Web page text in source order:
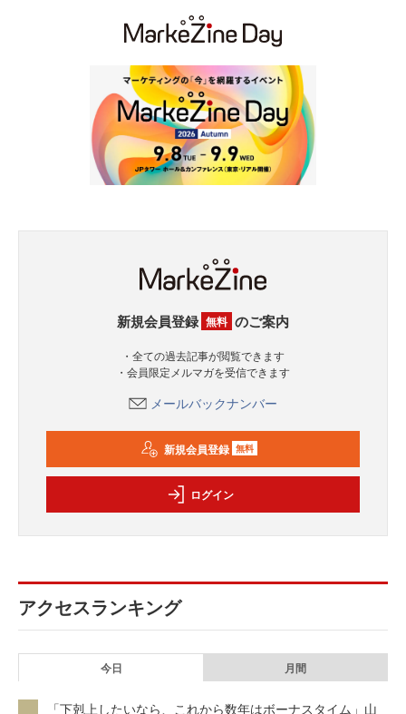
新規会員登録 無料 のご案内
・全ての過去記事が閲覧できます
・会員限定メルマガを受信できます
メールバックナンバー
新規会員登録 無料
ログイン
アクセスランキング
今日 月間
「下剋上したいなら、これから数年はボーナスタイム」山